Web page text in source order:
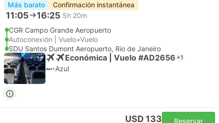
Más barato Confirmación instantánea
11:05 16:25 5h 20m
CGR Campo Grande Aeropuerto
Autoconexión | Vuelo+Vuelo
SDU Santos Dumont Aeropuerto, Rio de Janeiro
Económica | Vuelo #AD2656 +1
Azul
USD 133 Reservar